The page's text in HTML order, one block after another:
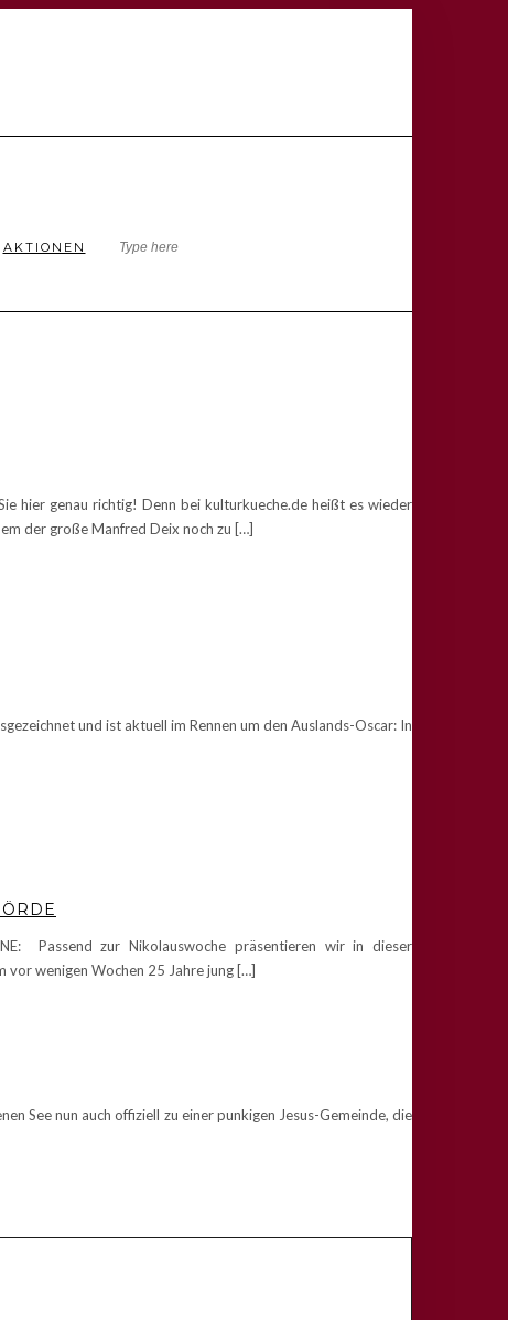
AKTIONEN
hier genau richtig! Denn bei kulturkueche.de heißt es wieder
der große Manfred Deix noch zu […]
und ist aktuell im Rennen um den Auslands-Oscar: In
Passend zur Nikolauswoche präsentieren wir in dieser
vor wenigen Wochen 25 Jahre jung […]
See nun auch offiziell zu einer punkigen Jesus-Gemeinde, die